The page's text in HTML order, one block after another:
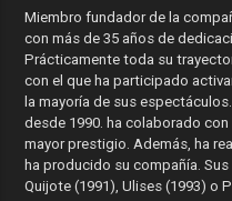
Miembro fundador de la
con más de 35 años de
Prácticamente toda su
con el que ha participado
la mayoría de sus
desde 1990. ha colaborado
mayor prestigio. Además, ha
ha producido su compañía.
Quijote (1991), Ulises (1993) o